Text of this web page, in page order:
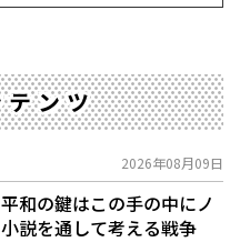
テンツ
2026年08月09日
和の鍵はこの手の中に――ノ
説を通して考える戦争